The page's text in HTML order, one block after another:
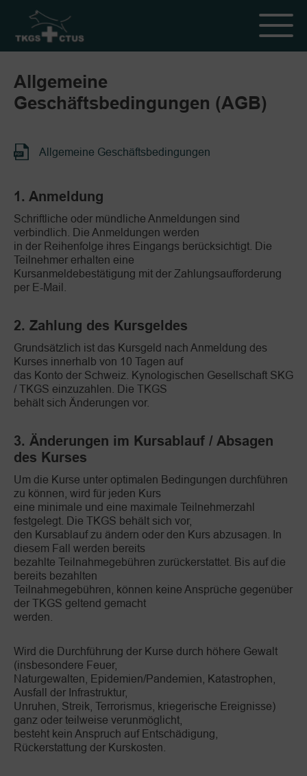
Allgemeine
Geschäftsbedingungen (AGB)
Allgemeine Geschäftsbedingungen
1. Anmeldung
Schriftliche oder mündliche Anmeldungen sind
verbindlich. Die Anmeldungen werden
in der Reihenfolge ihres Eingangs berücksichtigt. Die
Teilnehmer erhalten eine
Kursanmeldebestätigung mit der Zahlungsaufforderung
per E-Mail.
2. Zahlung des Kursgeldes
Grundsätzlich ist das Kursgeld nach Anmeldung des
Kurses innerhalb von 10 Tagen auf
das Konto der Schweiz. Kynologischen Gesellschaft SKG
/ TKGS einzuzahlen. Die TKGS
behält sich Änderungen vor.
3. Änderungen im Kursablauf / Absagen
des Kurses
Um die Kurse unter optimalen Bedingungen durchführen
zu können, wird für jeden Kurs
eine minimale und eine maximale Teilnehmerzahl
festgelegt. Die TKGS behält sich vor,
den Kursablauf zu ändern oder den Kurs abzusagen. In
diesem Fall werden bereits
bezahlte Teilnahmegebühren zurückerstattet. Bis auf die
bereits bezahlten
Teilnahmegebühren, können keine Ansprüche gegenüber
der TKGS geltend gemacht
werden.
Wird die Durchführung der Kurse durch höhere Gewalt
(insbesondere Feuer,
Naturgewalten, Epidemien/Pandemien, Katastrophen,
Ausfall der Infrastruktur,
Unruhen, Streik, Terrorismus, kriegerische Ereignisse)
ganz oder teilweise verunmöglicht,
besteht kein Anspruch auf Entschädigung,
Rückerstattung der Kurskosten.